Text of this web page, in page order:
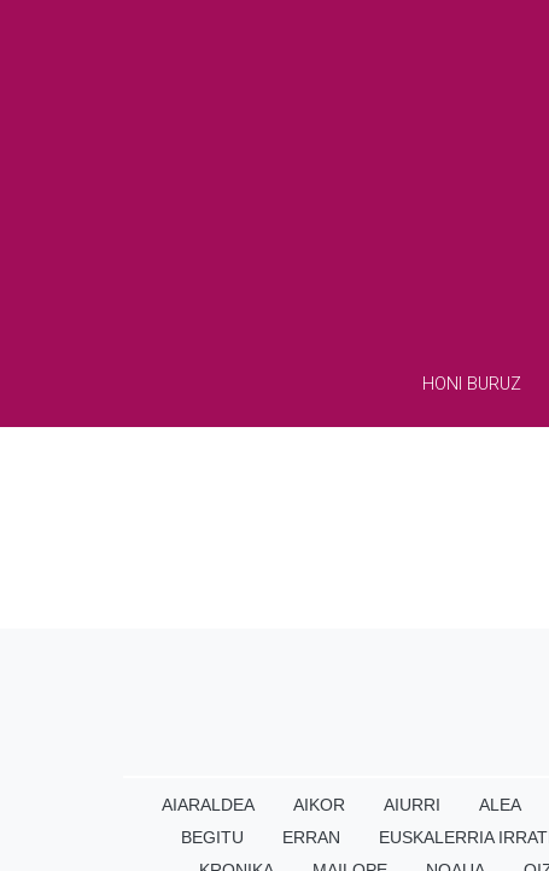
HONI BURUZ
AIARALDEA AIKOR AIURRI ALEA
BEGITU
ERRAN EUSKALERRIA